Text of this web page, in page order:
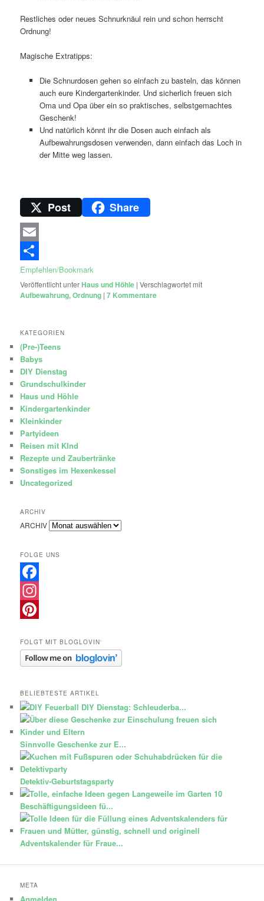
Restliches oder neues Schnurknäul rein und schon herrscht
Ordnung!
Magische Extratipps:
Die Schnurdosen gehen so einfach zu basteln, das können
auch eure Kindergartenkinder. Und sicherlich freuen sich
Oma und Opa über ein so praktisches, selbstgemachtes
Geschenk!
Und natürlich könnt ihr die Dosen auch einfach als
Aufbewahrungsdosen verwenden, dann einfach das Loch in
der Mitte weg lassen.
Post Share
Email
Empfehlen/Bookmark
Veröffentlicht unterHaus und Höhle |Verschlagwortet mit
Aufbewahrung,Ordnung |7 Kommentare
KATEGORIEN
(Pre-)Teens
Babys
DIY Dienstag
Grundschulkinder
Haus und Höhle
Kindergartenkinder
Kleinkinder
Partyideen
Reisen mit KInd
Rezepte und Zaubertränke
Sonstiges im Hexenkessel
Uncategorized
ARCHIV
ARCHIV
FOLGE UNS
Facebook
Instagram
FOLGT MIT BLOGLOVIN‘
BELIEBTESTE ARTIKEL
DIY Dienstag: Schleuderba...
Sinnvolle Geschenke zur E...
Detektiv-Geburtstagsparty
10
Beschäftigungsideen fü...
Adventskalender für Fraue...
META